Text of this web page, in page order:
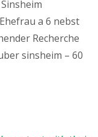
a 6 nebst
Recherche
sinsheim – 60